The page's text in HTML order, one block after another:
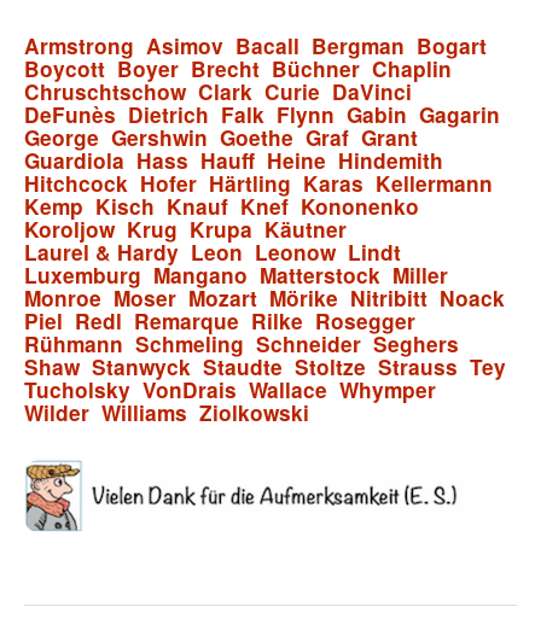
Armstrong Asimov Bacall Bergman Bogart
Boycott Boyer Brecht Büchner Chaplin
Chruschtschow Clark Curie DaVinci
DeFunès Dietrich Falk Flynn Gabin Gagarin
George Gershwin Goethe Graf Grant
Guardiola Hass Hauff Heine Hindemith
Hitchcock Hofer Härtling Karas Kellermann
Kemp Kisch Knauf Knef Kononenko
Koroljow Krug Krupa Käutner
Laurel & Hardy Leon Leonow Lindt
Luxemburg Mangano Matterstock Miller
Monroe Moser Mozart Mörike Nitribitt Noack
Piel Redl Remarque Rilke Rosegger
Rühmann Schmeling Schneider Seghers
Shaw Stanwyck Staudte Stoltze Strauss Tey
Tucholsky VonDrais Wallace Whymper
Wilder Williams Ziolkowski